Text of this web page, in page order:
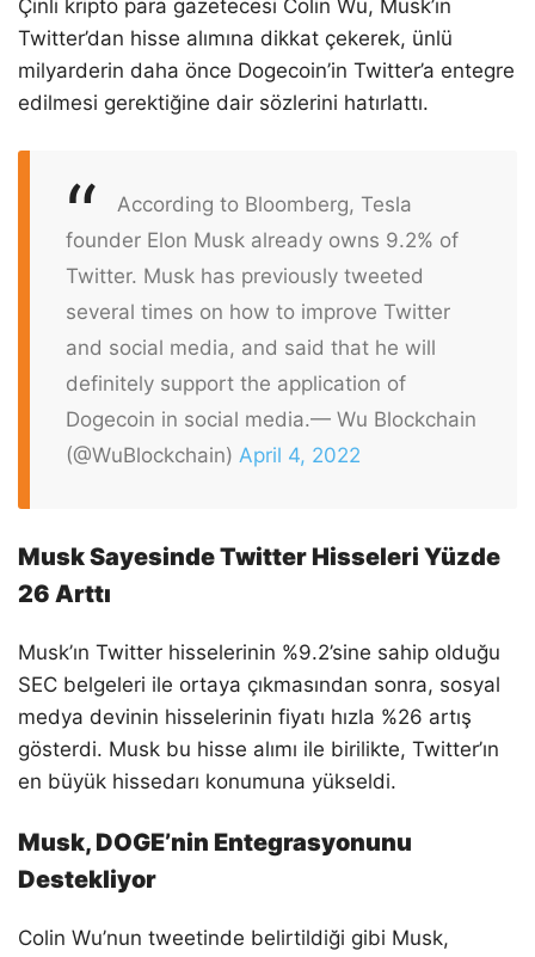
Çinli kripto para gazetecesi Colin Wu, Musk’ın
Twitter’dan hisse alımına dikkat çekerek, ünlü
milyarderin daha önce Dogecoin’in Twitter’a entegre
edilmesi gerektiğine dair sözlerini hatırlattı.
According to Bloomberg, Tesla
founder Elon Musk already owns 9.2% of
Twitter. Musk has previously tweeted
several times on how to improve Twitter
and social media, and said that he will
definitely support the application of
Dogecoin in social media.— Wu Blockchain
(@WuBlockchain) April 4, 2022
Musk Sayesinde Twitter Hisseleri Yüzde
26 Arttı
Musk’ın Twitter hisselerinin %9.2’sine sahip olduğu
SEC belgeleri ile ortaya çıkmasından sonra, sosyal
medya devinin hisselerinin fiyatı hızla %26 artış
gösterdi. Musk bu hisse alımı ile birilikte, Twitter’ın
en büyük hissedarı konumuna yükseldi.
Musk, DOGE’nin Entegrasyonunu
Destekliyor
Colin Wu’nun tweetinde belirtildiği gibi Musk,